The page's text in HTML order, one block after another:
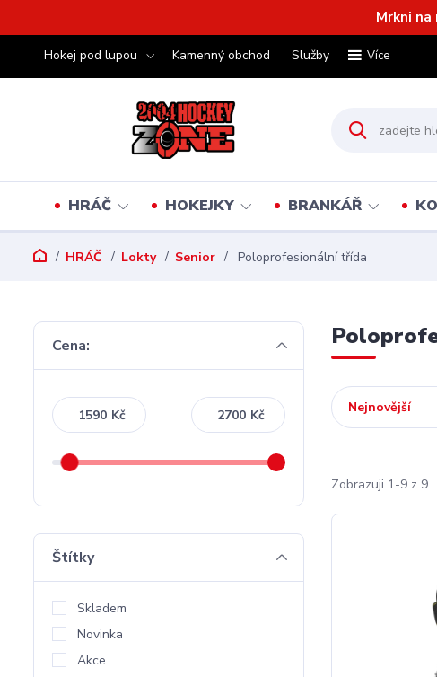
Mrkni
Hokej pod lupou Kamenný obchod Služby Více
HRÁČ HOKEJKY BRANKÁŘ
HRÁČ Lokty Senior Poloprofesionální třída
Nejnovější
Zobrazuji 1-9 z 9
Cena:
Kč Kč
Štítky
Skladem
Novinka
Akce